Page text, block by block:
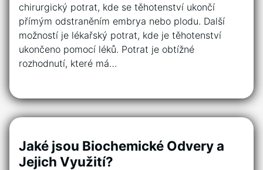
chirurgický potrat, kde se těhotenství ukončí
přímým odstraněním embrya nebo plodu. Další
možností je lékařský potrat, kde je těhotenství
ukončeno pomocí léků. Potrat je obtížné
rozhodnutí, které má…
Jaké jsou Biochemické Odvery a
Jejich Využití?